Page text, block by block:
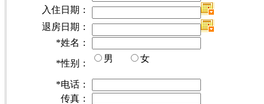
入住日期：
退房日期：
*姓名：
*性别： 男 女
*电话：
传真：